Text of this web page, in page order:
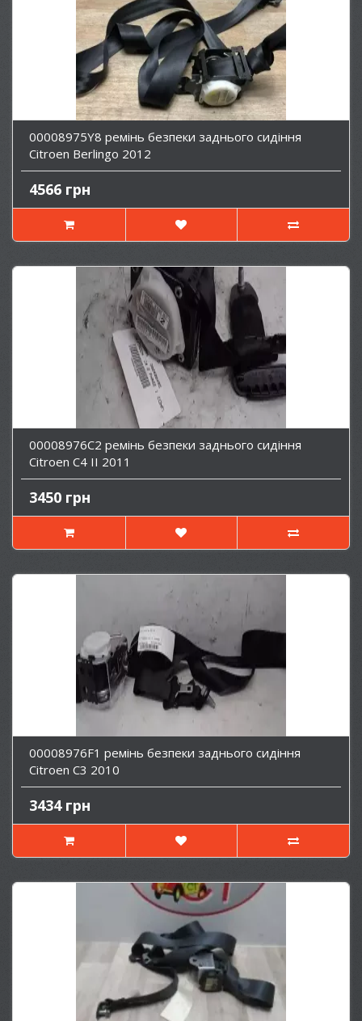
00008975Y8 ремінь безпеки заднього сидіння
Citroen Berlingo 2012
4566 грн
00008976C2 ремінь безпеки заднього сидіння
Citroen C4 II 2011
3450 грн
00008976F1 ремінь безпеки заднього сидіння
Citroen C3 2010
3434 грн